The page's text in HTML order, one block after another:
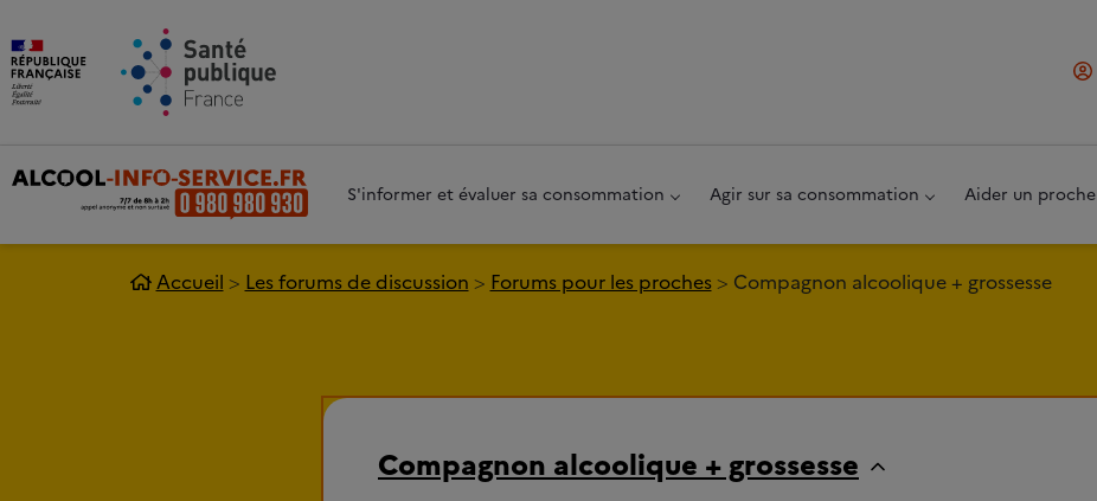
S'informer et évaluer sa consommation Agir sur sa consommation Aider un proche
Accueil Les forums de discussion Forums pour les proches Compagnon alcoolique + grossesse
Compagnon alcoolique + grossesse